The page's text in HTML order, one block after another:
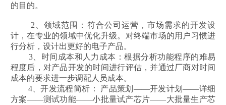
的目的。
2、领域范围：符合公司运营，市场需求的开发设
计，在专业的领域中优化升级。对终端市场的用户习惯进
行分析，设计出更好的电子产品。
3、时间成本和人力成本：根据分析功能程序的难易
程度后，对产品开发的时间进行评估，并通过厂商对时间
成本的要求进一步调配人员成本。
4、开发流程简析： 产品策划——开发计划——详细
方案——测试功能——小批量试产芯片——大批量生产芯